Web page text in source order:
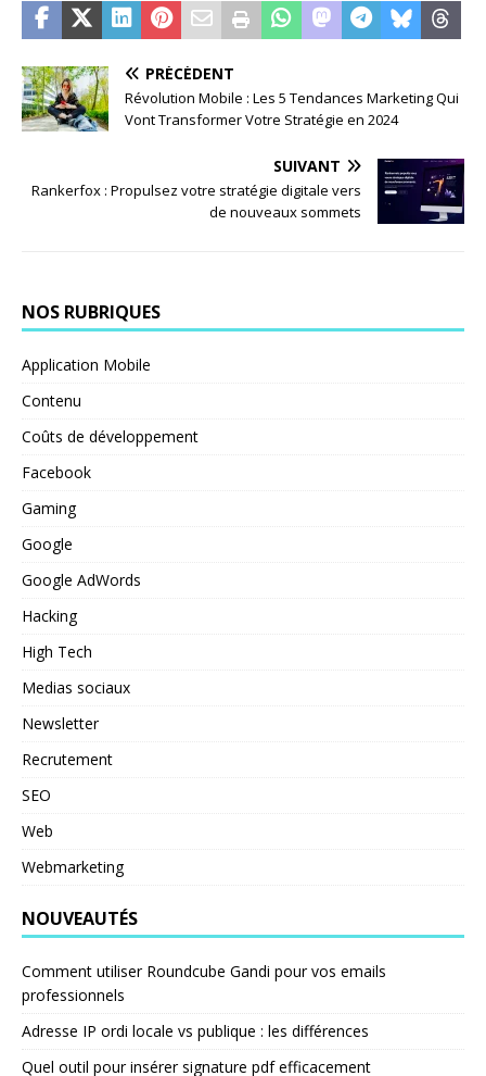
PRÉCÉDENT
Révolution Mobile : Les 5 Tendances Marketing Qui
Vont Transformer Votre Stratégie en 2024
SUIVANT
Rankerfox : Propulsez votre stratégie digitale vers
de nouveaux sommets
NOS RUBRIQUES
Application Mobile
Contenu
Coûts de développement
Facebook
Gaming
Google
Google AdWords
Hacking
High Tech
Medias sociaux
Newsletter
Recrutement
SEO
Web
Webmarketing
NOUVEAUTÉS
Comment utiliser Roundcube Gandi pour vos emails
professionnels
Adresse IP ordi locale vs publique : les différences
Quel outil pour insérer signature pdf efficacement